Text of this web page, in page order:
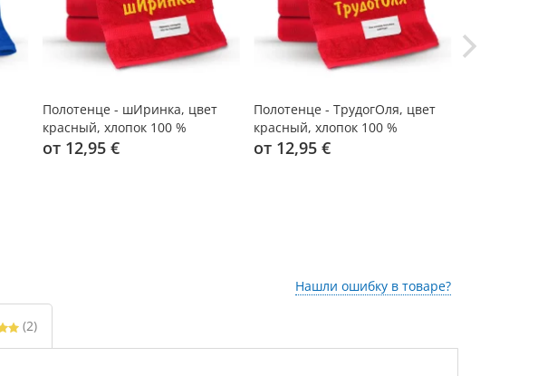
Полотенце - шИринка, цвет
красный, хлопок 100 %
от 12,95 €
Полотенце - ТрудогОля, цвет
красный, хлопок 100 %
от 12,95 €
Нашли ошибку в товаре?
(2)